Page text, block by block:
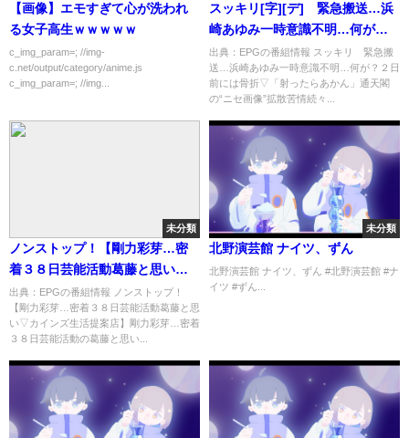
【画像】エモすぎて心が洗われ
る女子高生ｗｗｗｗｗ
c_img_param=; //img-
c.net/output/category/anime.js
c_img_param=; //img...
スッキリ[字][デ] 緊急搬送…浜
崎あゆみ一時意識不明…何が？
２日前には骨折 …の番組内容解
析まとめ
出典：EPGの番組情報 スッキリ 緊急搬
送…浜崎あゆみ一時意識不明…何が？２日
前には骨折▽「射ったらあかん」通天閣
の“ニセ画像”拡散苦情続々...
未分類
ノンストップ！【剛力彩芽…密
着３８日芸能活動葛藤と思い▽
カインズ生活提案店】[字][デ]…
の番組内容解析まとめ
出典：EPGの番組情報 ノンストップ！
【剛力彩芽…密着３８日芸能活動葛藤と思
い▽カインズ生活提案店】剛力彩芽…密着
３８日芸能活動の葛藤と思い...
未分類
北野演芸館 ナイツ、ずん
北野演芸館 ナイツ、ずん #北野演芸館 #ナ
イツ #ずん...